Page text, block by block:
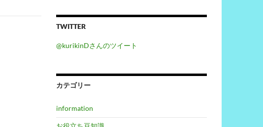
TWITTER
@kurikinDさんのツイート
カテゴリー
information